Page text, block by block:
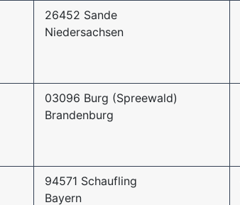
26452 Sande
Niedersachsen
03096 Burg (Spreewald)
Brandenburg
94571 Schaufling
Bayern